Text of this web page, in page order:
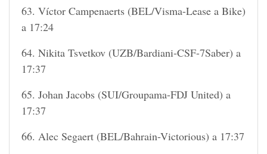
63. Víctor Campenaerts (BEL/Visma-Lease a Bike)
a 17:24
64. Nikita Tsvetkov (UZB/Bardiani-CSF-7Saber) a
17:37
65. Johan Jacobs (SUI/Groupama-FDJ United) a
17:37
66. Alec Segaert (BEL/Bahrain-Victorious) a 17:37